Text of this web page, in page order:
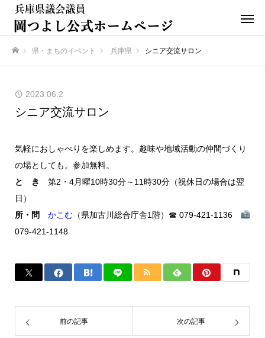
県・まちのイベント 兵庫県 シニア交流サロン
2023.06.2
シニア交流サロン
気軽におしゃべりを楽しめます。趣味や地域活動の仲間づくり
の場としても。参加無料。
と き
第2・4月曜10時30分～11時30分（祝休日の場合は翌
日）
所・問
かこむ （県加古川総合庁舎1階）☎ 079-421-1136
079-421-1148
前の記事 次の記事